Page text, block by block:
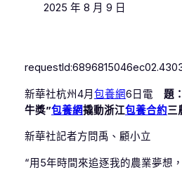
2025 年 8 月 9 日
新華社杭州4月 包養網6日電 題
牛獎”包養網撬動浙江包養合約三
新華社記者方問禹、顧小立
“用5年時間來追逐我的農業夢想